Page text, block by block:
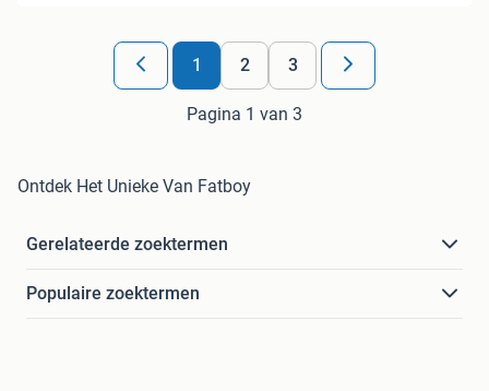
1 2 3
Pagina 1 van 3
Ontdek Het Unieke Van Fatboy
Gerelateerde zoektermen
Populaire zoektermen